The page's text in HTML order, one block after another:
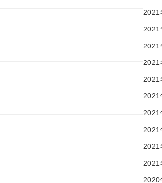
2021
2021
2021
2021
2021
2021
2021
2021
2021
2021
2020